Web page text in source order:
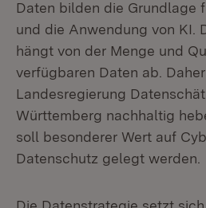
Daten bilden die Grundlage
und die Anwendung von KI.
hängt von der Menge und
verfügbaren Daten ab.
Landesregierung
Württemberg nachhaltig
soll besonderer Wert auf
Datenschutz gelegt werden.